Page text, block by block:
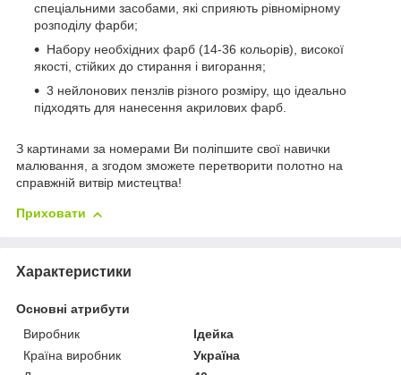
спеціальними засобами, які сприяють рівномірному
розподілу фарби;
Набору необхідних фарб (14-36 кольорів), високої
якості, стійких до стирання і вигорання;
3 нейлонових пензлів різного розміру, що ідеально
підходять для нанесення акрилових фарб.
З картинами за номерами Ви поліпшите свої навички
малювання, а згодом зможете перетворити полотно на
справжній витвір мистецтва!
Приховати
Характеристики
Основні атрибути
Виробник
Ідейка
Країна виробник
Україна